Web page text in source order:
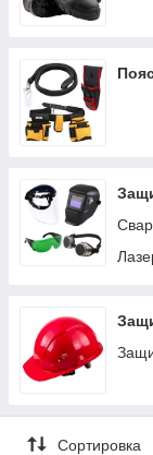
Сортировка